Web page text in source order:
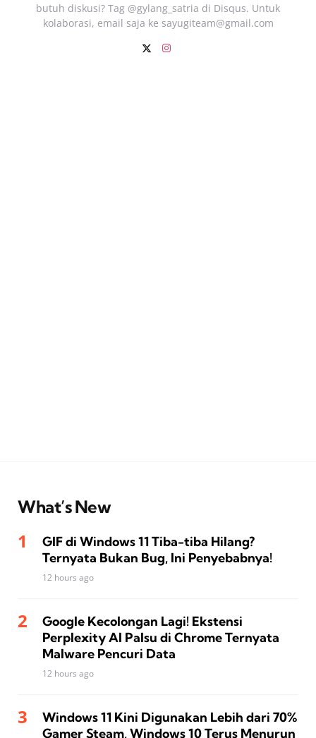
butuh diskusi? Tag @gylang_satria di Disqus. Untuk
kolaborasi, email saja ke sayugiteam@gmail.com
What’s New
GIF di Windows 11 Tiba-tiba Hilang?
Ternyata Bukan Bug, Ini Penyebabnya!
12 hours ago
Google Kecolongan Lagi! Ekstensi
Perplexity AI Palsu di Chrome Ternyata
Malware Pencuri Data
12 hours ago
Windows 11 Kini Digunakan Lebih dari 70%
Gamer Steam, Windows 10 Terus Menurun